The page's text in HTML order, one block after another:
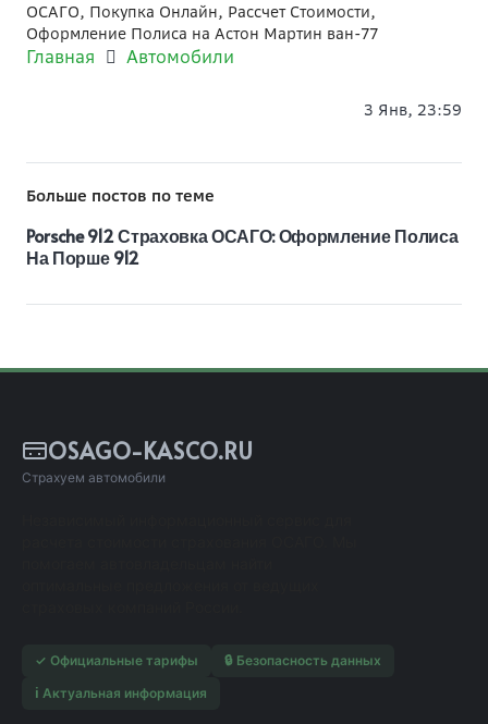
ОСАГО, Покупка Онлайн, Рассчет Стоимости,
Оформление Полиса на Астон Мартин ван-77
Главная Автомобили
3 Янв, 23:59
Больше постов по теме
Porsche 912 Страховка ОСАГО: Оформление Полиса
На Порше 912
OSAGO-KASCO.RU
Страхуем автомобили
✓ Официальные тарифы
🔒 Безопасность данных
ℹ️ Актуальная информация